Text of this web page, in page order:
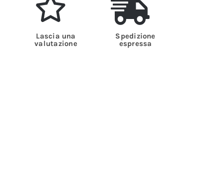
Lascia una
valutazione
Spedizione
espressa